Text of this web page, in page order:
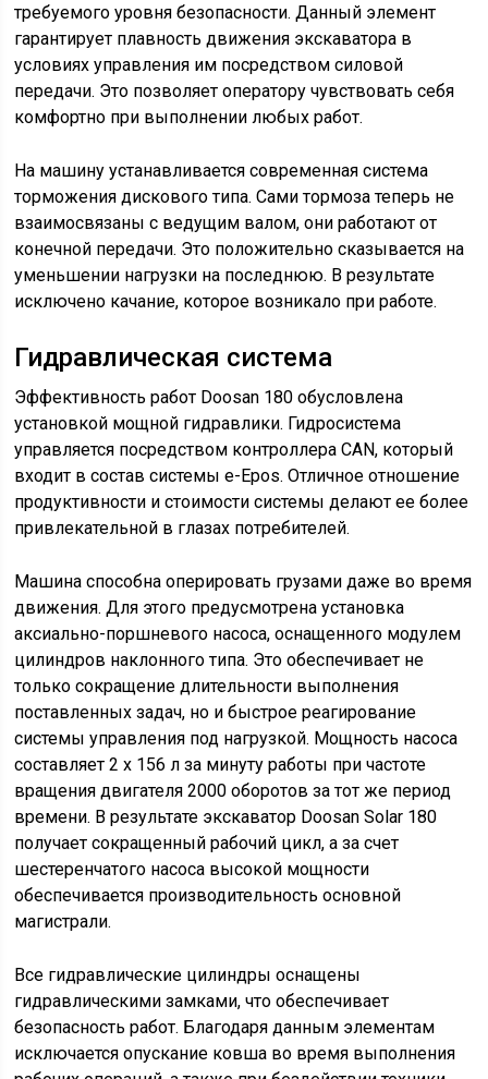
требуемого уровня безопасности. Данный элемент
гарантирует плавность движения экскаватора в
условиях управления им посредством силовой
передачи. Это позволяет оператору чувствовать себя
комфортно при выполнении любых работ.
На машину устанавливается современная система
торможения дискового типа. Сами тормоза теперь не
взаимосвязаны с ведущим валом, они работают от
конечной передачи. Это положительно сказывается на
уменьшении нагрузки на последнюю. В результате
исключено качание, которое возникало при работе.
Гидравлическая система
Эффективность работ Doosan 180 обусловлена
установкой мощной гидравлики. Гидросистема
управляется посредством контроллера CAN, который
входит в состав системы e-Epos. Отличное отношение
продуктивности и стоимости системы делают ее более
привлекательной в глазах потребителей.
Машина способна оперировать грузами даже во время
движения. Для этого предусмотрена установка
аксиально-поршневого насоса, оснащенного модулем
цилиндров наклонного типа. Это обеспечивает не
только сокращение длительности выполнения
поставленных задач, но и быстрое реагирование
системы управления под нагрузкой. Мощность насоса
составляет 2 х 156 л за минуту работы при частоте
вращения двигателя 2000 оборотов за тот же период
времени. В результате экскаватор Doosan Solar 180
получает сокращенный рабочий цикл, а за счет
шестеренчатого насоса высокой мощности
обеспечивается производительность основной
магистрали.
Все гидравлические цилиндры оснащены
гидравлическими замками, что обеспечивает
безопасность работ. Благодаря данным элементам
исключается опускание ковша во время выполнения